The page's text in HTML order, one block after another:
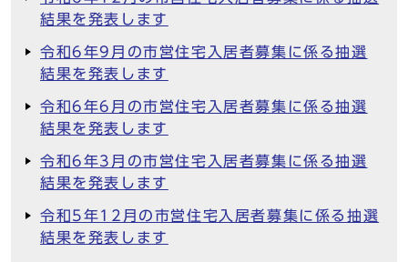
結果を発表します
令和6年9月の市営住宅入居者募集に係る抽選
結果を発表します
令和6年6月の市営住宅入居者募集に係る抽選
結果を発表します
令和6年3月の市営住宅入居者募集に係る抽選
結果を発表します
令和5年12月の市営住宅入居者募集に係る抽選
結果を発表します